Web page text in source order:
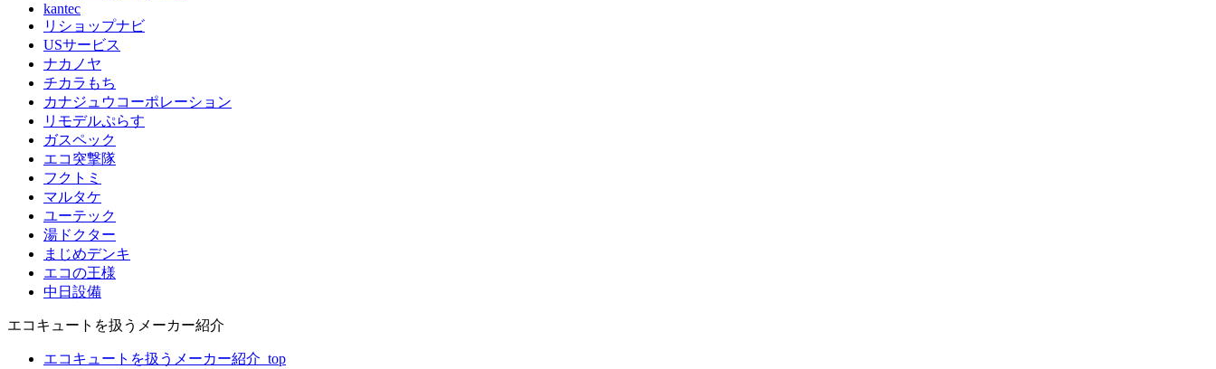
kantec
リショップナビ
USサービス
ナカノヤ
チカラもち
カナジュウコーポレーション
リモデルぷらす
ガスペック
エコ突撃隊
フクトミ
マルタケ
ユーテック
湯ドクター
まじめデンキ
エコの王様
中日設備
エコキュートを扱うメーカー紹介
エコキュートを扱うメーカー紹介_top